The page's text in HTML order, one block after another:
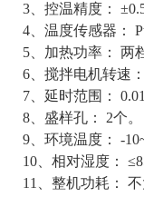
3、控温精度：
4、温度传感器：
5、加热功率： 两
6、搅拌电机转速
7、延时范围：
8、盛样孔： 2个。
9、环境温度： -
10、相对湿度：
11、整机功耗：